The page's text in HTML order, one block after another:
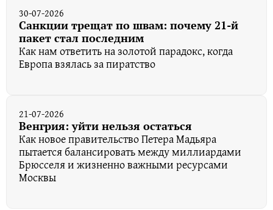
30-07-2026
Санкции трещат по швам: почему 21-й
пакет стал последним
Как нам ответить на золотой парадокс, когда
Европа взялась за пиратство
21-07-2026
Венгрия: уйти нельзя остаться
Как новое правительство Петера Мадьяра
пытается балансировать между миллиардами
Брюсселя и жизненно важными ресурсами
Москвы